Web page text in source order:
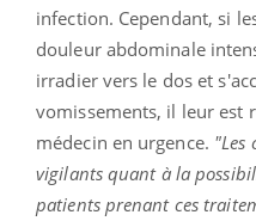
infection. Cependant, si
douleur abdominale
irradier vers le dos et
vomissements, il leur est
médecin en urgence. "Les
vigilants quant à la
patients prenant ces